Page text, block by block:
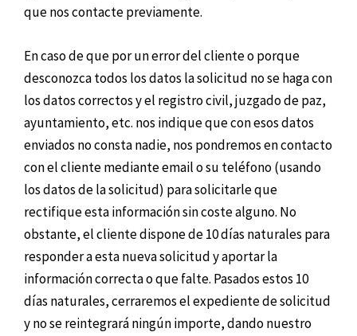
que nos contacte previamente.
En caso de que por un error del cliente o porque
desconozca todos los datos la solicitud no se haga con
los datos correctos y el registro civil, juzgado de paz,
ayuntamiento, etc. nos indique que con esos datos
enviados no consta nadie, nos pondremos en contacto
con el cliente mediante email o su teléfono (usando
los datos de la solicitud) para solicitarle que
rectifique esta información sin coste alguno. No
obstante, el cliente dispone de 10 días naturales para
responder a esta nueva solicitud y aportar la
información correcta o que falte. Pasados estos 10
días naturales, cerraremos el expediente de solicitud
y no se reintegrará ningún importe, dando nuestro